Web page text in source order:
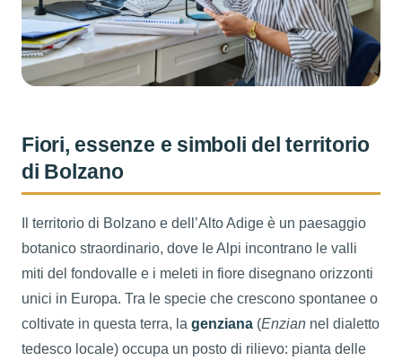
Fiori, essenze e simboli del territorio
di Bolzano
Il territorio di Bolzano e dell’Alto Adige è un paesaggio
botanico straordinario, dove le Alpi incontrano le valli
miti del fondovalle e i meleti in fiore disegnano orizzonti
unici in Europa. Tra le specie che crescono spontanee o
coltivate in questa terra, la genziana (Enzian nel dialetto
tedesco locale) occupa un posto di rilievo: pianta delle